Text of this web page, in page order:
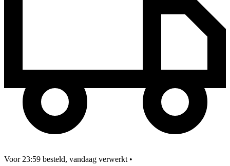
Voor 23:59 besteld, vandaag verwerkt •